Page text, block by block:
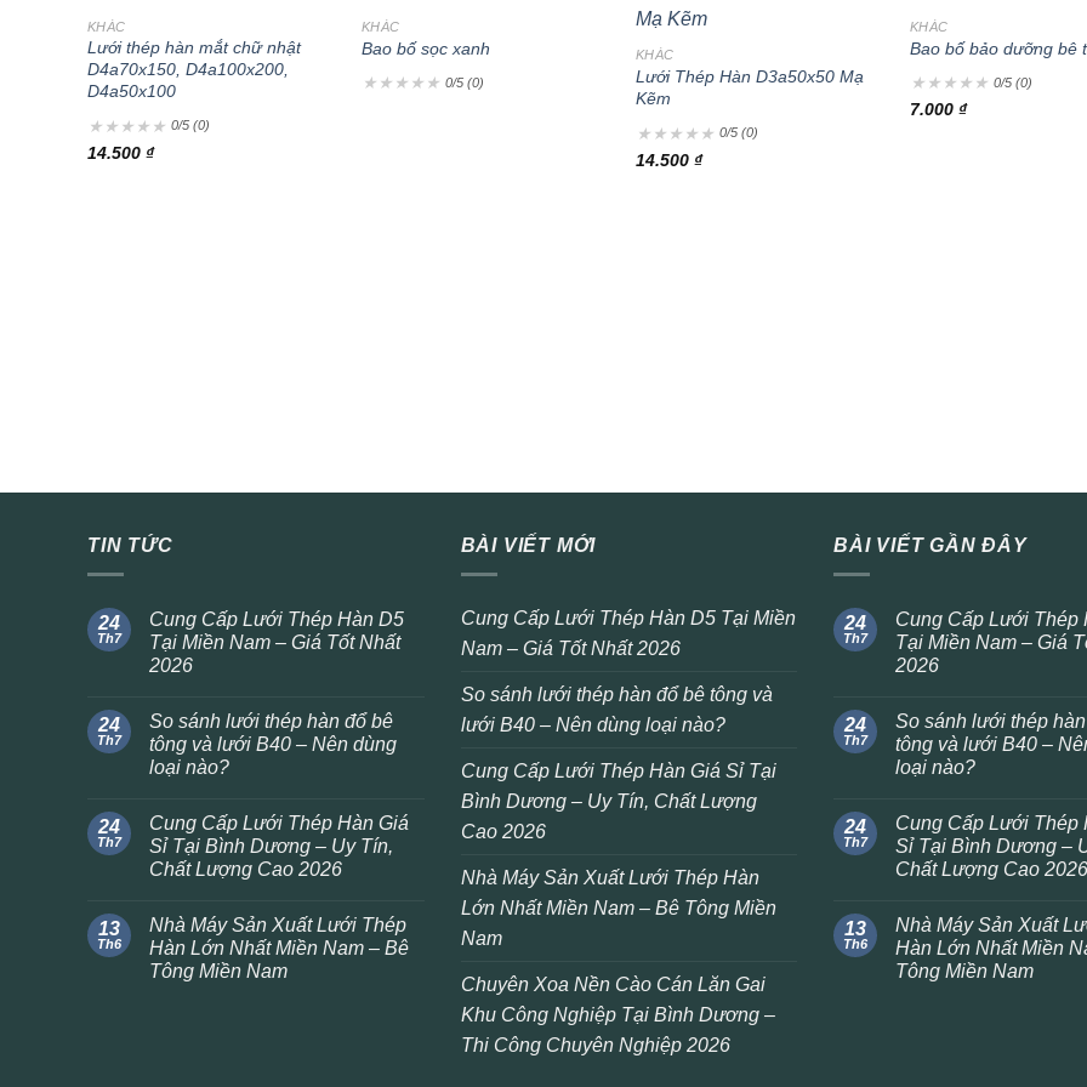
KHÁC
Lưới thép hàn mắt chữ nhật
D4a70x150, D4a100x200,
D4a50x100
★ ★ ★ ★ ★ 0/5 (0)
14.500 ₫
KHÁC
Bao bố sọc xanh
★ ★ ★ ★ ★ 0/5 (0)
+
KHÁC
Lưới Thép Hàn D3a50x50 Mạ
Kẽm
★ ★ ★ ★ ★ 0/5 (0)
14.500 ₫
KHÁC
Bao bố bảo dưỡng bê
★ ★ ★ ★ ★ 0/5 (0)
7.000 ₫
TIN TỨC
24
Th7
Cung Cấp Lưới Thép Hàn D5
Tại Miền Nam – Giá Tốt Nhất
2026
24
Th7
So sánh lưới thép hàn đổ bê
tông và lưới B40 – Nên dùng
loại nào?
24
Th7
Cung Cấp Lưới Thép Hàn Giá
Sỉ Tại Bình Dương – Uy Tín,
Chất Lượng Cao 2026
13
Th6
Nhà Máy Sản Xuất Lưới Thép
Hàn Lớn Nhất Miền Nam – Bê
Tông Miền Nam
BÀI VIẾT MỚI
Cung Cấp Lưới Thép Hàn D5 Tại Miền
Nam – Giá Tốt Nhất 2026
So sánh lưới thép hàn đổ bê tông và
lưới B40 – Nên dùng loại nào?
Cung Cấp Lưới Thép Hàn Giá Sỉ Tại
Bình Dương – Uy Tín, Chất Lượng
Cao 2026
Nhà Máy Sản Xuất Lưới Thép Hàn
Lớn Nhất Miền Nam – Bê Tông Miền
Nam
Chuyên Xoa Nền Cào Cán Lăn Gai
Khu Công Nghiệp Tại Bình Dương –
Thi Công Chuyên Nghiệp 2026
BÀI VIẾT GẦN ĐÂY
24
Th7
Cung Cấp Lưới Thép
Tại Miền Nam – Giá
2026
24
Th7
So sánh lưới thép
tông và lưới B40 –
loại nào?
24
Th7
Cung Cấp Lưới Thép
Sỉ Tại Bình Dương –
Chất Lượng Cao 2026
13
Th6
Nhà Máy Sản Xuất
Hàn Lớn Nhất Miền
Tông Miền Nam